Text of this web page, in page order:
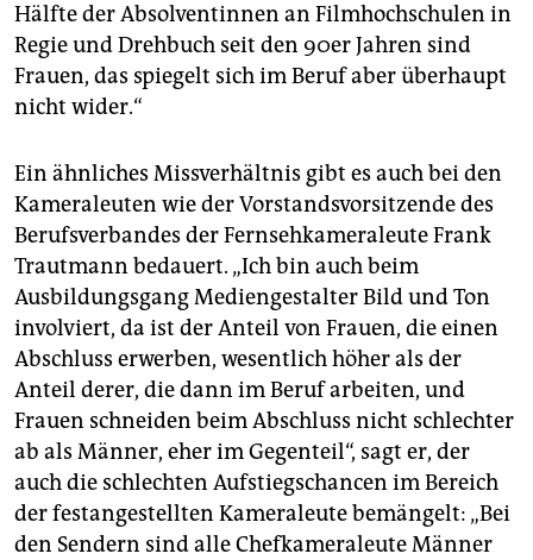
Hälfte der Absolventinnen an Filmhochschulen in
Regie und Drehbuch seit den 90er Jahren sind
Frauen, das spiegelt sich im Beruf aber überhaupt
nicht wider.“
Ein ähnliches Missverhältnis gibt es auch bei den
Kameraleuten wie der Vorstandsvorsitzende des
Berufsverbandes der Fernsehkameraleute Frank
Trautmann bedauert. „Ich bin auch beim
Ausbildungsgang Mediengestalter Bild und Ton
involviert, da ist der Anteil von Frauen, die einen
Abschluss erwerben, wesentlich höher als der
Anteil derer, die dann im Beruf arbeiten, und
Frauen schneiden beim Abschluss nicht schlechter
ab als Männer, eher im Gegenteil“, sagt er, der
auch die schlechten Aufstiegschancen im Bereich
der festangestellten Kameraleute bemängelt: „Bei
den Sendern sind alle Chefkameraleute Männer